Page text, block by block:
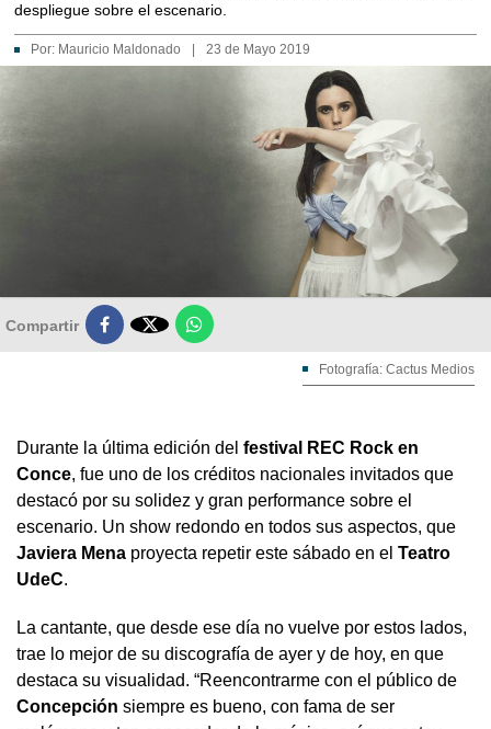
despliegue sobre el escenario.
Por: Mauricio Maldonado 23 de Mayo 2019
Compartir 
Fotografía: Cactus Medios
Durante la última edición del festival REC Rock en
Conce, fue uno de los créditos nacionales invitados que
destacó por su solidez y gran performance sobre el
escenario. Un show redondo en todos sus aspectos, que
Javiera Mena proyecta repetir este sábado en el Teatro
UdeC.
La cantante, que desde ese día no vuelve por estos lados,
trae lo mejor de su discografía de ayer y de hoy, en que
destaca su visualidad. “Reencontrarme con el público de
Concepción siempre es bueno, con fama de ser